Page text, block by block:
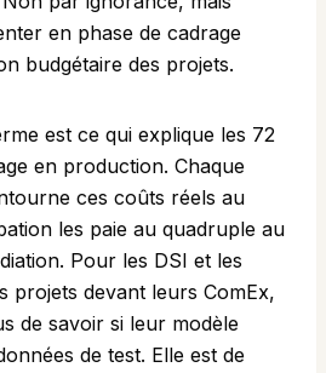
en phase de cadrage
budgétaire des projets.
est ce qui explique les 72
en production. Chaque
ces coûts réels au
les paie au quadruple au
Pour les DSI et les
projets devant leurs ComEx,
de savoir si leur modèle
de test. Elle est de